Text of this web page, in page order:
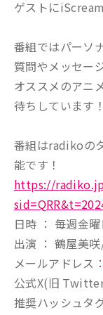
ゲストに
番組ではパーソ
質問やメッセー
オススメのアニ
待ちしています！
番組はradikoの
能です！
https://
日時 ： 毎週金
出演 ： 鶴屋美
メールアドレス
公式X(旧
推奨ハッシュタ